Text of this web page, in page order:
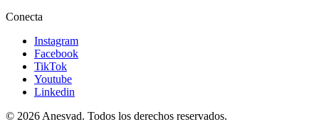
Conecta
Instagram
Facebook
TikTok
Youtube
Linkedin
© 2026 Anesvad. Todos los derechos reservados.